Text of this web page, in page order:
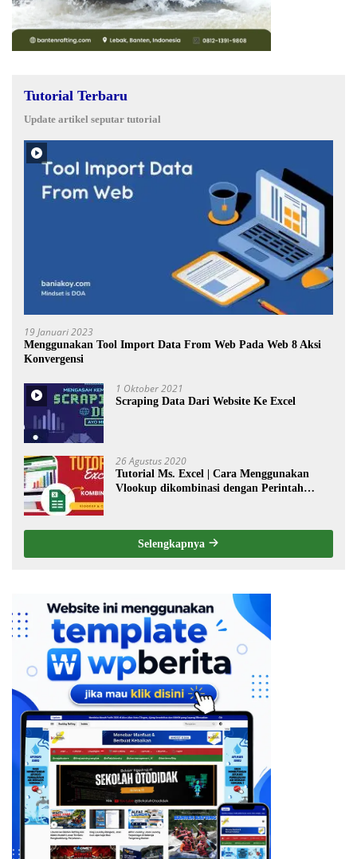
Tutorial Terbaru
Update artikel seputar tutorial
19 Januari 2023
Menggunakan Tool Import Data From Web Pada Web 8 Aksi
Konvergensi
1 Oktober 2021
Scraping Data Dari Website Ke Excel
26 Agustus 2020
Tutorial Ms. Excel | Cara Menggunakan
Vlookup dikombinasi dengan Perintah
Selengkapnya